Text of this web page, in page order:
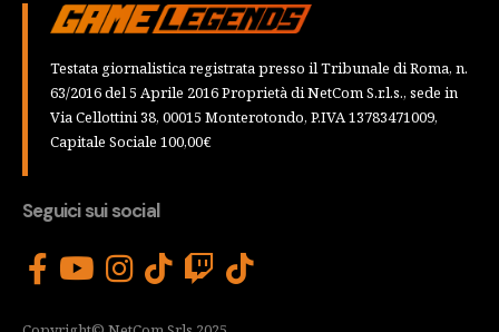
Testata giornalistica registrata presso il Tribunale di Roma, n.
63/2016 del 5 Aprile 2016 Proprietà di NetCom S.r.l.s., sede in
Via Cellottini 38, 00015 Monterotondo, P.IVA 13783471009,
Capitale Sociale 100,00€
Seguici sui social